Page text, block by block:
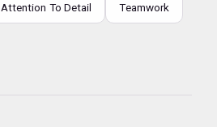
Attention To Detail Teamwork